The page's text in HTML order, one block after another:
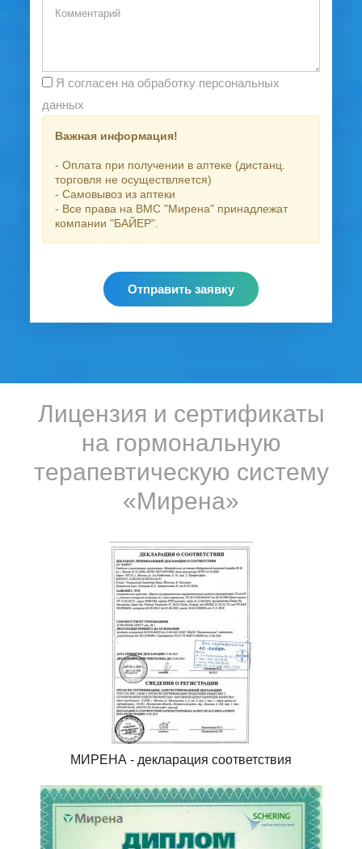
данных
Важная информация!
- Оплата при получении в аптеке (дистанц.
торговля не осуществляется)
- Самовывоз из аптеки
- Все права на ВМС "Мирена" принадлежат
компании "БАЙЕР".
Отправить заявку
Лицензия и сертификаты
на гормональную
терапевтическую систему
«Мирена»
МИРЕНА - декларация соответствия